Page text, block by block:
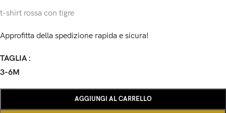
t-shirt rossa con tigre
Approfitta della spedizione rapida e sicura!
TAGLIA
3-6M
AGGIUNGI AL CARRELLO